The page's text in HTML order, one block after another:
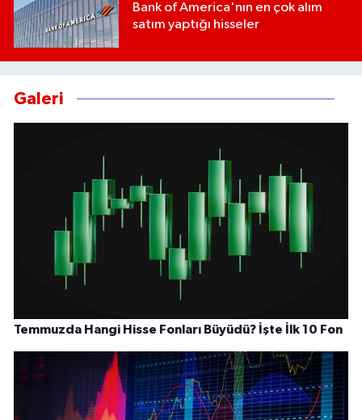
Bank of America'nın en çok alım
satım yaptığı hisseler
Galeri
Temmuzda Hangi Hisse Fonları Büyüdü? İşte İlk 10 Fon